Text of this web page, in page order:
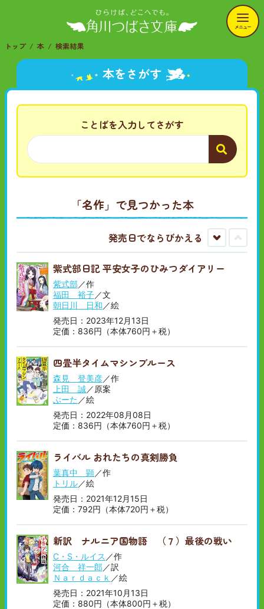
メニュー
トップ 本 検索結果
本をさがす
ことばを入力してさがす
「名作」 で見つかった本
発売日でならびかえる
古
い
順
新
し
紫式部日記 平安女子のひみつダイアリー
紫式部／作
福田 裕子／文
朝日川 日和 ／絵
発売日：2023年12月13日
定価：836円（本体760円＋税）
四畳半タイムマシンブルース
森見 登美彦／作
上田 誠／原案
ぶーた ／絵
発売日：2022年08月08日
定価：836円（本体760円＋税）
ライバル おれたちの真剣勝負
葉真中 顕／作
トリル／絵
発売日：2021年12月15日
定価：792円（本体720円＋税）
新訳 ナルニア国物語 （７）最後の戦い
C・S・ルイス ／作
河合 祥一郎 ／訳
Ｎａｒｄａｃｋ ／絵
発売日：2021年10月13日
定価：880円（本体800円＋税）